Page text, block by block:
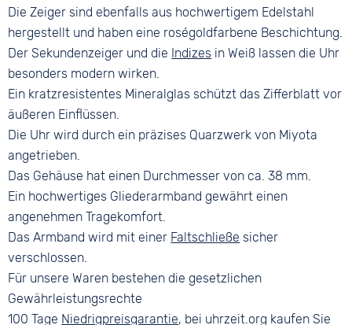
Die Zeiger sind ebenfalls aus hochwertigem Edelstahl
hergestellt und haben eine roségoldfarbene Beschichtung.
Der Sekundenzeiger und die Indizes in Weiß lassen die Uhr
besonders modern wirken.
Ein kratzresistentes Mineralglas schützt das Zifferblatt vor
äußeren Einflüssen.
Die Uhr wird durch ein präzises Quarzwerk von Miyota
angetrieben.
Das Gehäuse hat einen Durchmesser von ca. 38 mm.
Ein hochwertiges Gliederarmband gewährt einen
angenehmen Tragekomfort.
Das Armband wird mit einer Faltschließe sicher
verschlossen.
Für unsere Waren bestehen die gesetzlichen
Gewährleistungsrechte
100 Tage Niedrigpreisgarantie, bei uhrzeit.org kaufen Sie